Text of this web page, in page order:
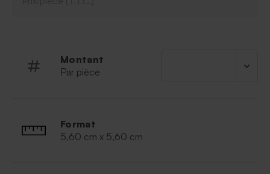
Montant
Par pièce
Format
5,60 cm x 5,60 cm